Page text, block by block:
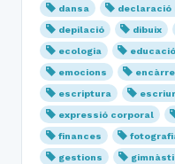
dansa
declaració
depilació
dibuix
ecologia
educació
emocions
escriptura
expressió corporal
finances
gestions